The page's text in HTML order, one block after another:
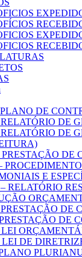
DE
DE
DE
PRESTAÇÃO DE
E
RELATÓRIO
DE
DE
DE